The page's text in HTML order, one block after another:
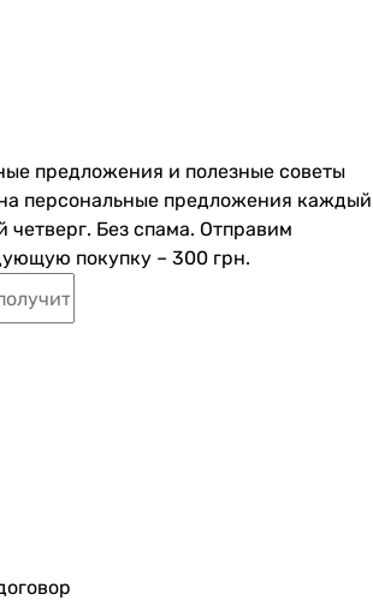
предложения и полезные советы
персональные предложения каждый
Без спама. Отправим
покупку – 300 грн.